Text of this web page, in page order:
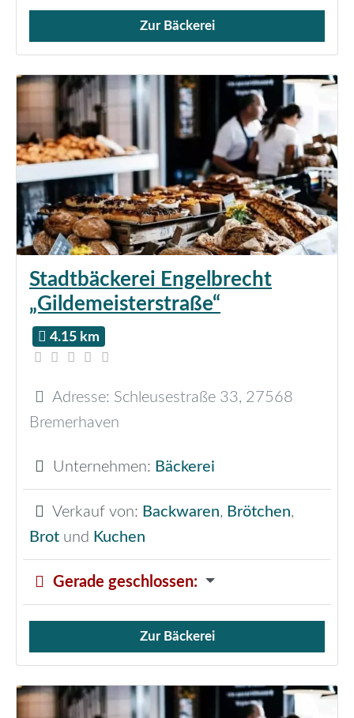
Verkauf von Brötchen,
Zur Bäckerei
Stadtbäckerei Engelbrecht
„Gildemeisterstraße“
4.15 km
Adresse: Schleusestraße 33, 27568
Bremerhaven
Unternehmen: Bäckerei
Verkauf von: Backwaren, Brötchen,
Brot und Kuchen
Gerade geschlossen:
Verkauf von Brötchen,
Zur Bäckerei